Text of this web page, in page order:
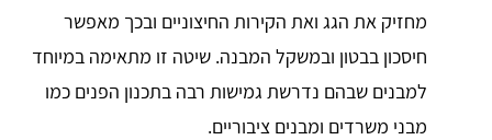
מחזיק את הגג ואת הקירות החיצוניים ובכך מאפשר
חיסכון בבטון ובמשקל המבנה. שיטה זו מתאימה במיוחד
למבנים שבהם נדרשת גמישות רבה בתכנון הפנים כמו
מבני משרדים ומבנים ציבוריים.